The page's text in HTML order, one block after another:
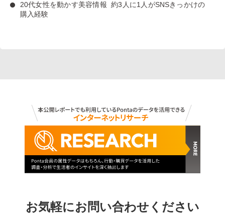
20代女性を動かす美容情報約3人に1人がSNSきっかけの
購入経験
お気軽にお問い合わせください